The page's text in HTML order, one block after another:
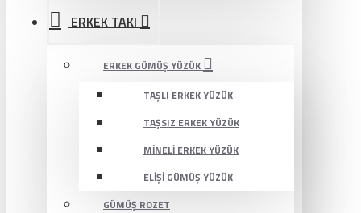
ERKEK TAKI
ERKEK GÜMÜŞ YÜZÜK
TAŞLI ERKEK YÜZÜK
TAŞSIZ ERKEK YÜZÜK
MINELI ERKEK YÜZÜK
ELIŞI GÜMÜŞ YÜZÜK
GÜMÜŞ ROZET